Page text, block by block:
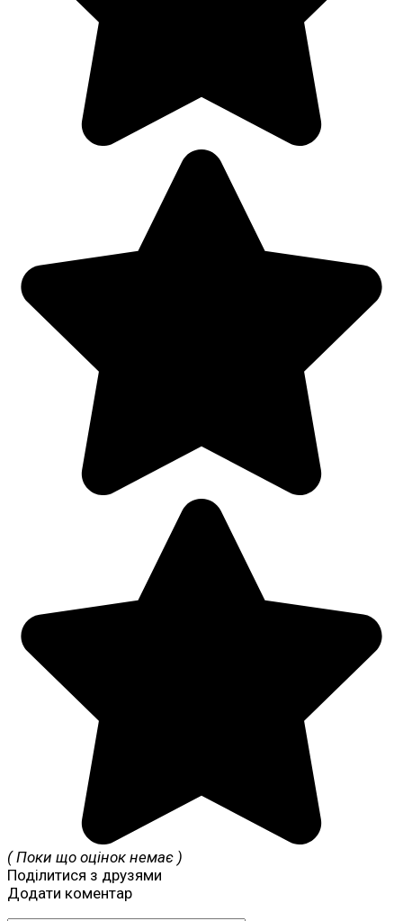
( Поки що оцінок немає )
Поділитися з друзями
Додати коментар